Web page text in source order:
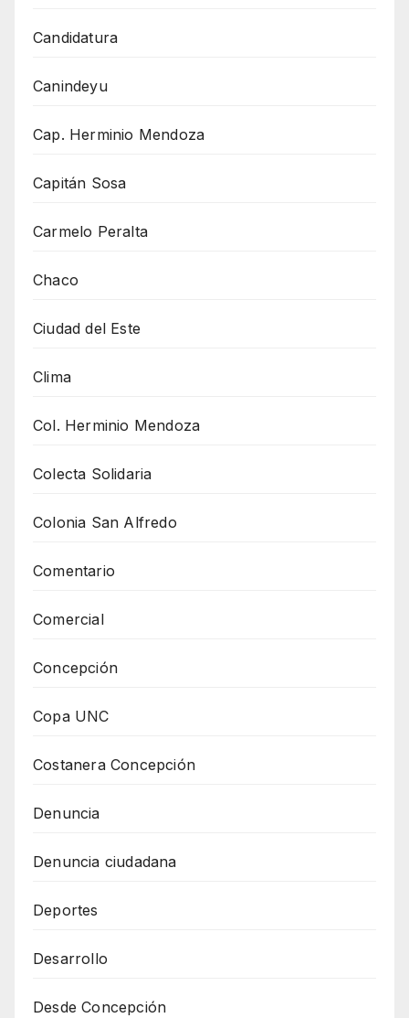
Candidatura
Canindeyu
Cap. Herminio Mendoza
Capitán Sosa
Carmelo Peralta
Chaco
Ciudad del Este
Clima
Col. Herminio Mendoza
Colecta Solidaria
Colonia San Alfredo
Comentario
Comercial
Concepción
Copa UNC
Costanera Concepción
Denuncia
Denuncia ciudadana
Deportes
Desarrollo
Desde Concepción